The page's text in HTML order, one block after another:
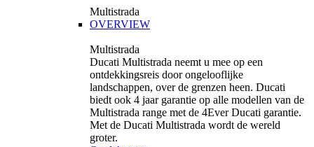
Multistrada
OVERVIEW
Multistrada
Ducati Multistrada neemt u mee op een
ontdekkingsreis door ongelooflijke
landschappen, over de grenzen heen. Ducati
biedt ook 4 jaar garantie op alle modellen van de
Multistrada range met de 4Ever Ducati garantie.
Met de Ducati Multistrada wordt de wereld
groter.